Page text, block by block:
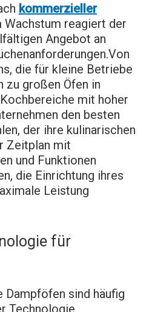
kommerzieller
Wachstum reagiert der
Angebot an
die für kleine Betriebe
zu großen Öfen in
mit hoher
den besten
der ihre kulinarischen
Zeitplan mit
und Funktionen
die Einrichtung ihres
Leistung
für
sind häufig
Technologie